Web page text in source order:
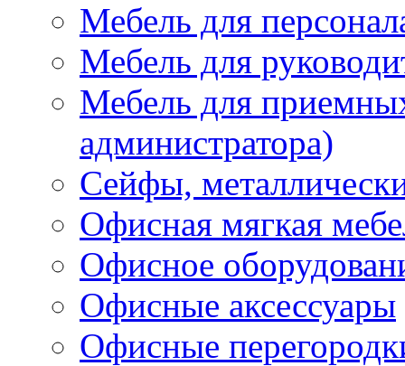
Мебель для
Мебель для
Мебель для
администратора)
Сейфы,
Офисная мягкая
Офисное
Офисные аксессуары
Офисные